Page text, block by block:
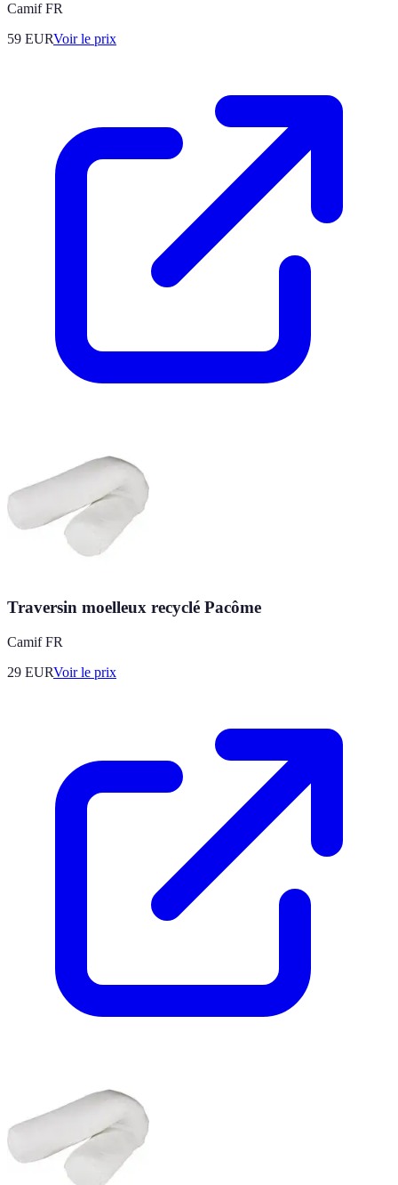
Camif FR
59 EURVoir le prix
Traversin moelleux recyclé Pacôme
Camif FR
29 EURVoir le prix